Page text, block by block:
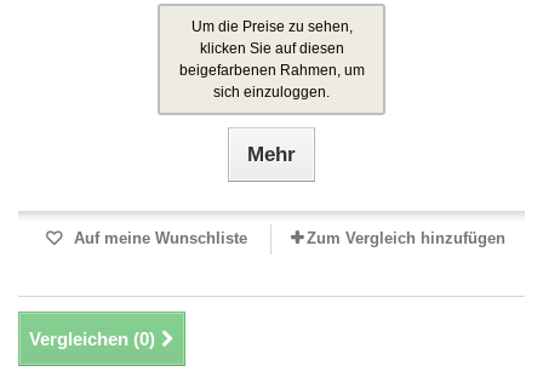
Um die Preise zu sehen,
klicken Sie auf diesen
beigefarbenen Rahmen, um
sich einzuloggen.
Mehr
Auf meine Wunschliste Zum Vergleich hinzufügen
Vergleichen (0)